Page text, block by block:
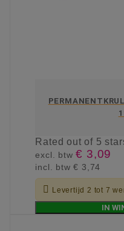
Ratedout of 5
excl. btw€ 3,09
incl. btw€ 3,74
 Levertijd 2 tot 7
IN